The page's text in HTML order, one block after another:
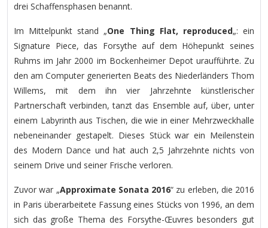
drei Schaffensphasen benannt.
Im Mittelpunkt stand „One Thing Flat, reproduced„: ein
Signature Piece, das Forsythe auf dem Höhepunkt seines
Ruhms im Jahr 2000 im Bockenheimer Depot uraufführte. Zu
den am Computer generierten Beats des Niederländers Thom
Willems, mit dem ihn vier Jahrzehnte künstlerischer
Partnerschaft verbinden, tanzt das Ensemble auf, über, unter
einem Labyrinth aus Tischen, die wie in einer Mehrzweckhalle
nebeneinander gestapelt. Dieses Stück war ein Meilenstein
des Modern Dance und hat auch 2,5 Jahrzehnte nichts von
seinem Drive und seiner Frische verloren.
Zuvor war „Approximate Sonata 2016“ zu erleben, die 2016
in Paris überarbeitete Fassung eines Stücks von 1996, an dem
sich das große Thema des Forsythe-Œuvres besonders gut